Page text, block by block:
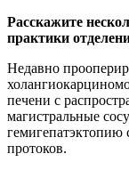
Расскажите
практики
Недавно
печени с
магистральные
гемигепатэктопию
протоков.